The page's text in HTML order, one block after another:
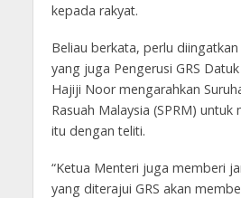
kepada rakyat.
Beliau berkata, perlu
yang juga Pengerusi GRS
Hajiji Noor mengarahkan
Rasuah Malaysia (SPRM) untuk
itu dengan teliti.
“Ketua Menteri juga memberi
yang diterajui GRS akan